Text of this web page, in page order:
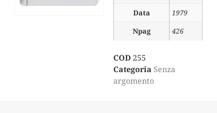
Data
1979
Npag
426
COD 255
Categoria Senza
argomento